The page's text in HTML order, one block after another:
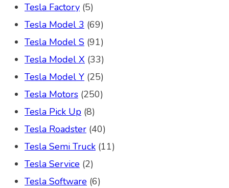
Tesla Factory (5)
Tesla Model 3 (69)
Tesla Model S (91)
Tesla Model X (33)
Tesla Model Y (25)
Tesla Motors (250)
Tesla Pick Up (8)
Tesla Roadster (40)
Tesla Semi Truck (11)
Tesla Service (2)
Tesla Software (6)